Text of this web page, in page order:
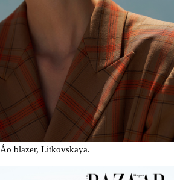
Áo blazer, Litkovskaya.